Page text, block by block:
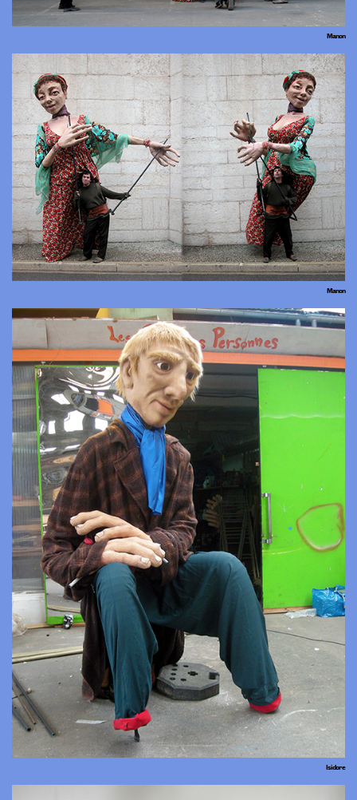
Manon
Manon
Isidore